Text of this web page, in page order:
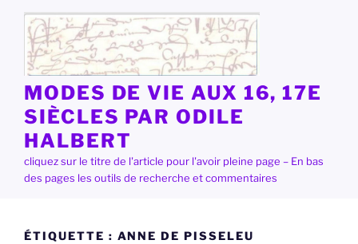
contenu
principal
MODES DE VIE AUX 16, 17E
SIÈCLES PAR ODILE
HALBERT
cliquez sur le titre de l'article pour l'avoir pleine page – En bas
des pages les outils de recherche et commentaires
ÉTIQUETTE : ANNE DE PISSELEU